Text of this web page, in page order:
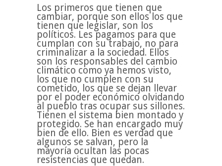
Los primeros que tienen que
cambiar, porque son ellos los que
tienen que legislar, son los
políticos. Les pagamos para que
cumplan con su trabajo, no para
criminalizar a la sociedad. Ellos
son los responsables del cambio
climático como ya hemos visto,
los que no cumplen con su
cometido, los que se dejan llevar
por el poder económico olvidando
al pueblo tras ocupar sus sillones.
Tienen el sistema bien montado y
protegido. Se han encargado muy
bien de ello. Bien es verdad que
algunos se salvan, pero la
mayoría ocultan las pocas
resistencias que quedan.